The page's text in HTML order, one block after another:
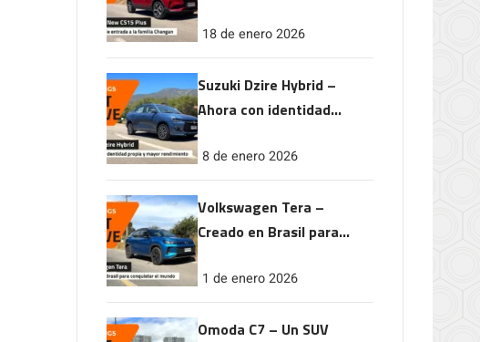
18 de enero 2026
Suzuki Dzire Hybrid –
Ahora con identidad
rendimiento
8 de enero 2026
Volkswagen Tera –
Creado en Brasil para
1 de enero 2026
Omoda C7 – Un SUV